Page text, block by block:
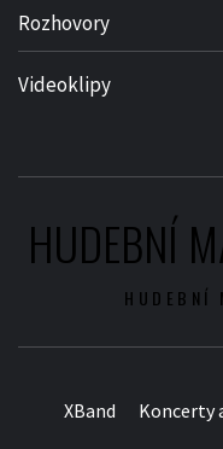
Rozhovory
Videoklipy
HUDEBNÍ
HUDEBNÍ
XBand Koncerty